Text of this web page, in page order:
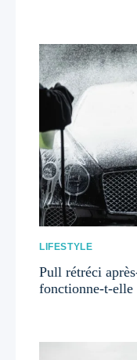
LIFESTYLE
Pull rétréci
fonctionne-t-elle